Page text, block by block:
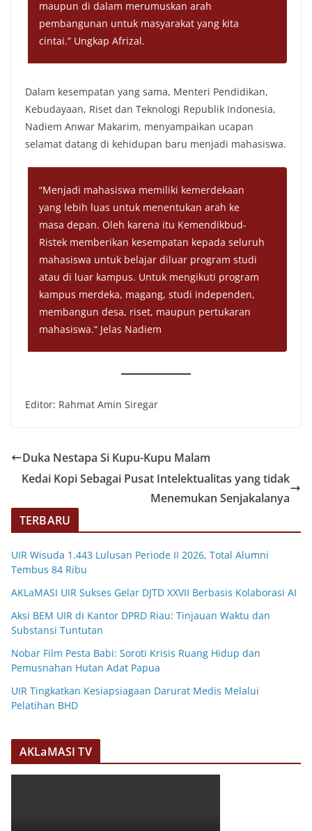
maupun di dalam merumuskan arah
pembangunan untuk masyarakat yang kita
cintai.” Ungkap Afrizal.
Dalam kesempatan yang sama, Menteri Pendidikan,
Kebudayaan, Riset dan Teknologi Republik Indonesia,
Nadiem Anwar Makarim, menyampaikan ucapan
selamat datang di kehidupan baru menjadi mahasiswa.
“Menjadi mahasiswa memiliki kemerdekaan
yang lebih luas untuk menentukan arah ke
masa depan. Oleh karena itu Kemendikbud-
Ristek memberikan kesempatan kepada seluruh
mahasiswa untuk belajar diluar program studi
atau di luar kampus. Untuk mengikuti program
kampus merdeka, magang, studi independen,
membangun desa, riset, maupun pertukaran
mahasiswa.“ Jelas Nadiem
Editor: Rahmat Amin Siregar
Duka Nestapa Si Kupu-Kupu Malam
Kedai Kopi Sebagai Pusat Intelektualitas yang tidak
Menemukan Senjakalanya
TERBARU
UIR Wisuda 1.443 Lulusan Periode II 2026, Total Alumni
Tembus 84 Ribu
AKLaMASI UIR Sukses Gelar DJTD XXVII Berbasis Kolaborasi AI
Aksi BEM UIR di Kantor DPRD Riau: Tinjauan Waktu dan
Substansi Tuntutan
Nobar Film Pesta Babi: Soroti Krisis Ruang Hidup dan
Pemusnahan Hutan Adat Papua
UIR Tingkatkan Kesiapsiagaan Darurat Medis Melalui
Pelatihan BHD
AKLaMASI TV